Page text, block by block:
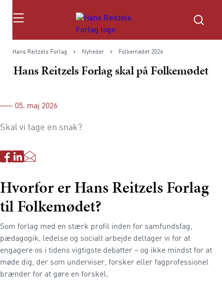
Søg
Hans Reitzels Forlag Nyheder Folkemødet 2026
Hans Reitzels Forlag skal på Folkemødet
05. maj 2026
Skal vi tage en snak?
Hvorfor er Hans Reitzels Forlag
til Folkemødet?
Som forlag med en stærk profil inden for samfundsfag,
pædagogik, ledelse og socialt arbejde deltager vi for at
engagere os i tidens vigtigste debatter – og ikke mindst for at
møde dig, der som underviser, forsker eller fagprofessionel
brænder for at gøre en forskel.